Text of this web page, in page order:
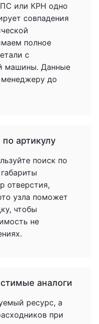
или КРН одно
совпадения
полное
с
машины. Данные
менеджеру до
артикулу
поиск по
отверстия,
узла поможет
чтобы
не
аналоги
ресурс, а
при